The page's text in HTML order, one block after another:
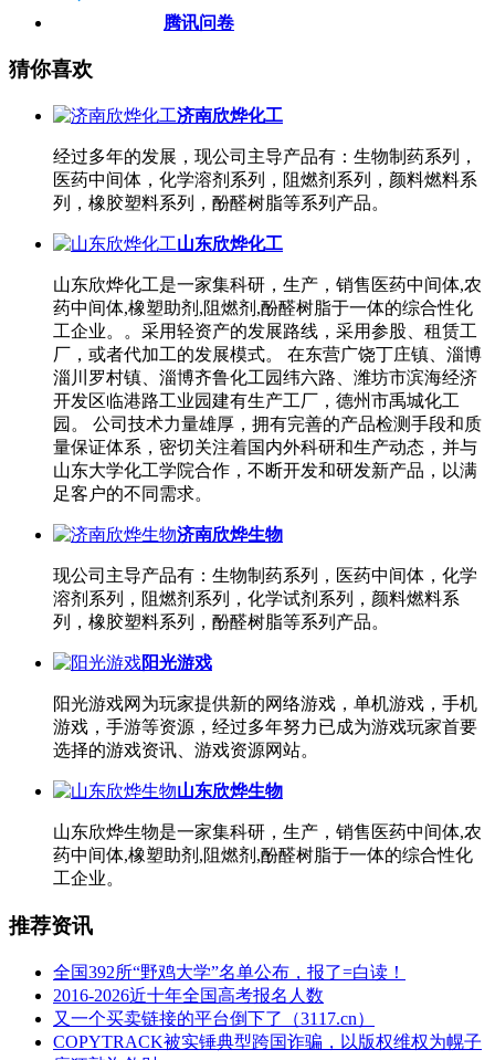
腾讯问卷
猜你喜欢
济南欣烨化工
经过多年的发展，现公司主导产品有：生物制药系列，
医药中间体，化学溶剂系列，阻燃剂系列，颜料燃料系
列，橡胶塑料系列，酚醛树脂等系列产品。
山东欣烨化工
山东欣烨化工是一家集科研，生产，销售医药中间体,农
药中间体,橡塑助剂,阻燃剂,酚醛树脂于一体的综合性化
工企业。。采用轻资产的发展路线，采用参股、租赁工
厂，或者代加工的发展模式。 在东营广饶丁庄镇、淄博
淄川罗村镇、淄博齐鲁化工园纬六路、潍坊市滨海经济
开发区临港路工业园建有生产工厂，德州市禹城化工
园。 公司技术力量雄厚，拥有完善的产品检测手段和质
量保证体系，密切关注着国内外科研和生产动态，并与
山东大学化工学院合作，不断开发和研发新产品，以满
足客户的不同需求。
济南欣烨生物
现公司主导产品有：生物制药系列，医药中间体，化学
溶剂系列，阻燃剂系列，化学试剂系列，颜料燃料系
列，橡胶塑料系列，酚醛树脂等系列产品。
阳光游戏
阳光游戏网为玩家提供新的网络游戏，单机游戏，手机
游戏，手游等资源，经过多年努力已成为游戏玩家首要
选择的游戏资讯、游戏资源网站。
山东欣烨生物
山东欣烨生物是一家集科研，生产，销售医药中间体,农
药中间体,橡塑助剂,阻燃剂,酚醛树脂于一体的综合性化
工企业。
推荐资讯
全国392所“野鸡大学”名单公布，报了=白读！
2016-2026近十年全国高考报名人数
又一个买卖链接的平台倒下了（3117.cn）
COPYTRACK被实锤典型跨国诈骗，以版权维权为幌子